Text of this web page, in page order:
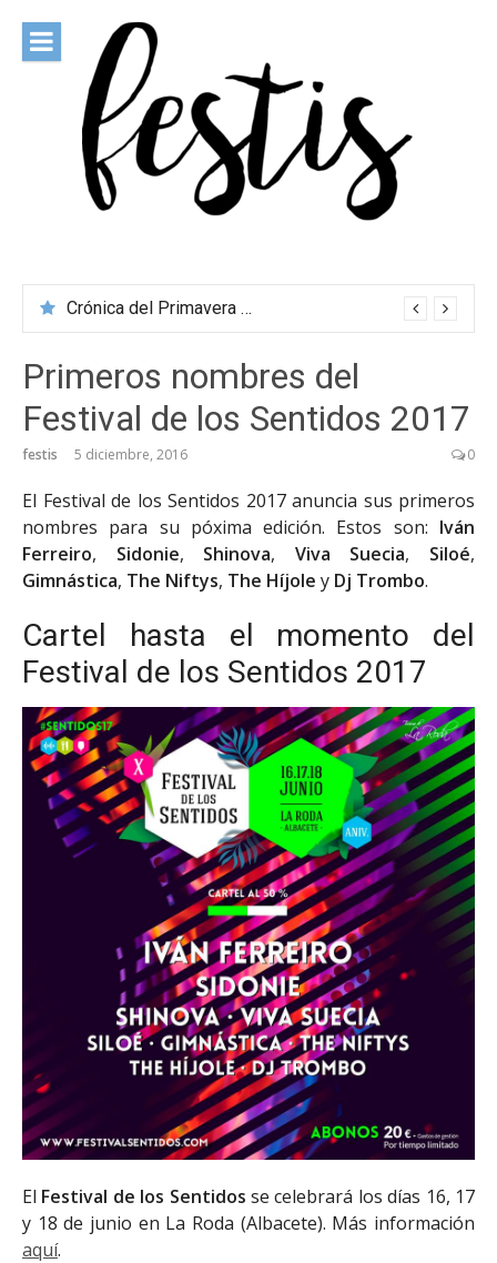
contenido
Crónica del Primavera Sound Porto 2026
Primeros nombres del
Festival de los Sentidos 2017
festis 5 diciembre, 2016 0
El Festival de los Sentidos 2017 anuncia sus primeros
nombres para su póxima edición. Estos son: Iván
Ferreiro, Sidonie, Shinova, Viva Suecia, Siloé,
Gimnástica, The Niftys, The Híjole y Dj Trombo.
Cartel hasta el momento del
Festival de los Sentidos 2017
El Festival de los Sentidos se celebrará los días 16, 17
y 18 de junio en La Roda (Albacete). Más información
aquí.